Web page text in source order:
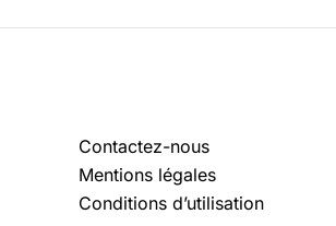
Contactez-nous
Mentions légales
Conditions d’utilisation